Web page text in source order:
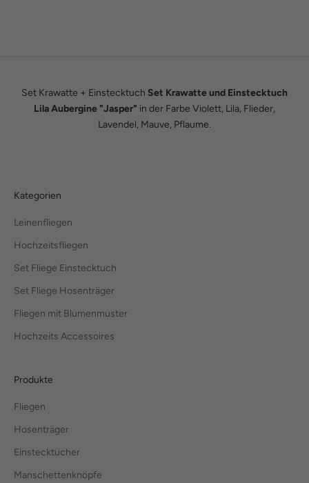
Set Krawatte + Einstecktuch Set Krawatte und Einstecktuch
Lila Aubergine "Jasper" in der Farbe Violett, Lila, Flieder,
Lavendel, Mauve, Pflaume.
Kategorien
Leinenfliegen
Hochzeitsfliegen
Set Fliege Einstecktuch
Set Fliege Hosenträger
Fliegen mit Blumenmuster
Hochzeits Accessoires
Produkte
Fliegen
Hosenträger
Einstecktücher
Manschettenknöpfe